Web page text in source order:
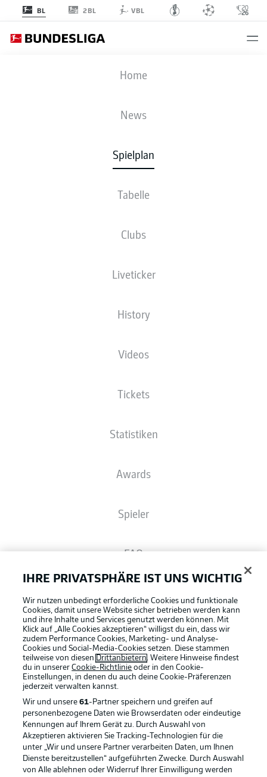
BL 2BL VBL
Home
News
Spielplan
Tabelle
Clubs
Liveticker
History
Videos
Tickets
Statistiken
Awards
Spieler
FAQ
Bundesliga App
Fantasy Manager
#BundesligaWIRKT
Common Ground
M05
AUFSTELLUNGEN
Die Startaufstellung wird 60 Minuten vor
Football as it's meant to be
IHRE PRIVATSPHÄRE IST UNS WICHTIG
Wir nutzen unbedingt erforderliche Cookies und funktionale
Cookies, damit unsere Website sicher betrieben werden kann
und ihre Inhalte und Services genutzt werden können. Mit
Klick auf „Alle Cookies akzeptieren“ willigst du ein, dass wir
zudem Performance Cookies, Marketing- und Analyse-
Cookies und Social-Media-Cookies setzen. Diese stammen
teilweise von diesen Drittanbietern. Weitere Hinweise findest
du in unsererCookie-Richtlinie oder in den Cookie-
Einstellungen, in denen du auch deine Cookie-Präferenzen
jederzeit verwalten kannst.
Wir und unsere61-Partner speichern und greifen auf
personenbezogene Daten wie Browserdaten oder eindeutige
Kennungen auf Ihrem Gerät zu. Durch Auswahl von
Akzeptieren aktivieren Sie Tracking-Technologien für die
unter „Wir und unsere Partner verarbeiten Daten, um Ihnen
Dienste bereitzustellen“ aufgeführten Zwecke. Durch Auswahl
von Alle ablehnen oder Widerruf Ihrer Einwilligung werden